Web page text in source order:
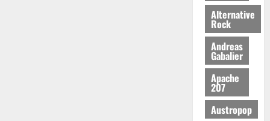
Alternative
Rock
Andreas
Gabalier
Apache
207
Austropop